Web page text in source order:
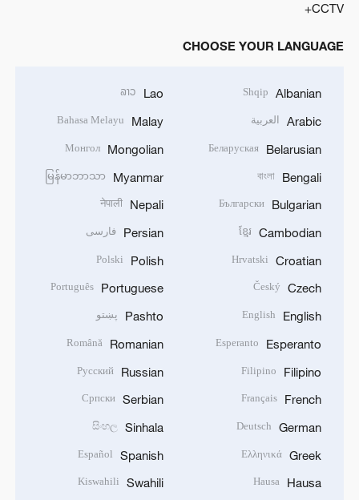
CCTV+
CHOOSE YOUR LANGUAGE
Albanian
Shqip
Arabic العربية
Belarusian
Беларуская
Bengali
বাংলা
Bulgarian
Български
Cambodian
ខ្មែរ
Croatian
Hrvatski
Czech
Český
English
English
Esperanto
Esperanto
Filipino
Filipino
French
Français
German
Deutsch
Greek
Ελληνικά
Hausa
Hausa
Lao
ລາວ
Malay
Bahasa Melayu
Mongolian
Монгол
Myanmar
မြန်မာဘာသာ
Nepali
नेपाली
Persian فارسی
Polish
Polski
Portuguese
Português
Pashto پښتو
Romanian
Română
Russian
Русский
Serbian
Српски
Sinhala
සිංහල
Spanish
Español
Swahili
Kiswahili